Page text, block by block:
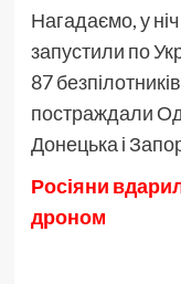
Нагадаємо, у
запустили по
87
постраждали
Донецька і
Росіяни
дроном